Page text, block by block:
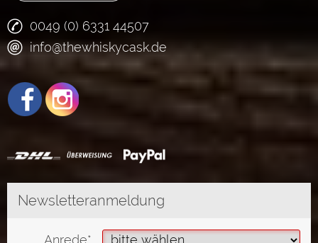
0049 (0) 6331 44507
info@thewhiskycask.de